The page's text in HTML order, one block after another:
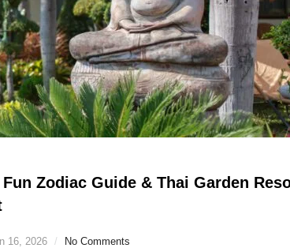
Zodiac Guide & Thai Garden
16, 2026 No Comments